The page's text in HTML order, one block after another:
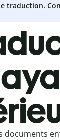
traduction.
documents